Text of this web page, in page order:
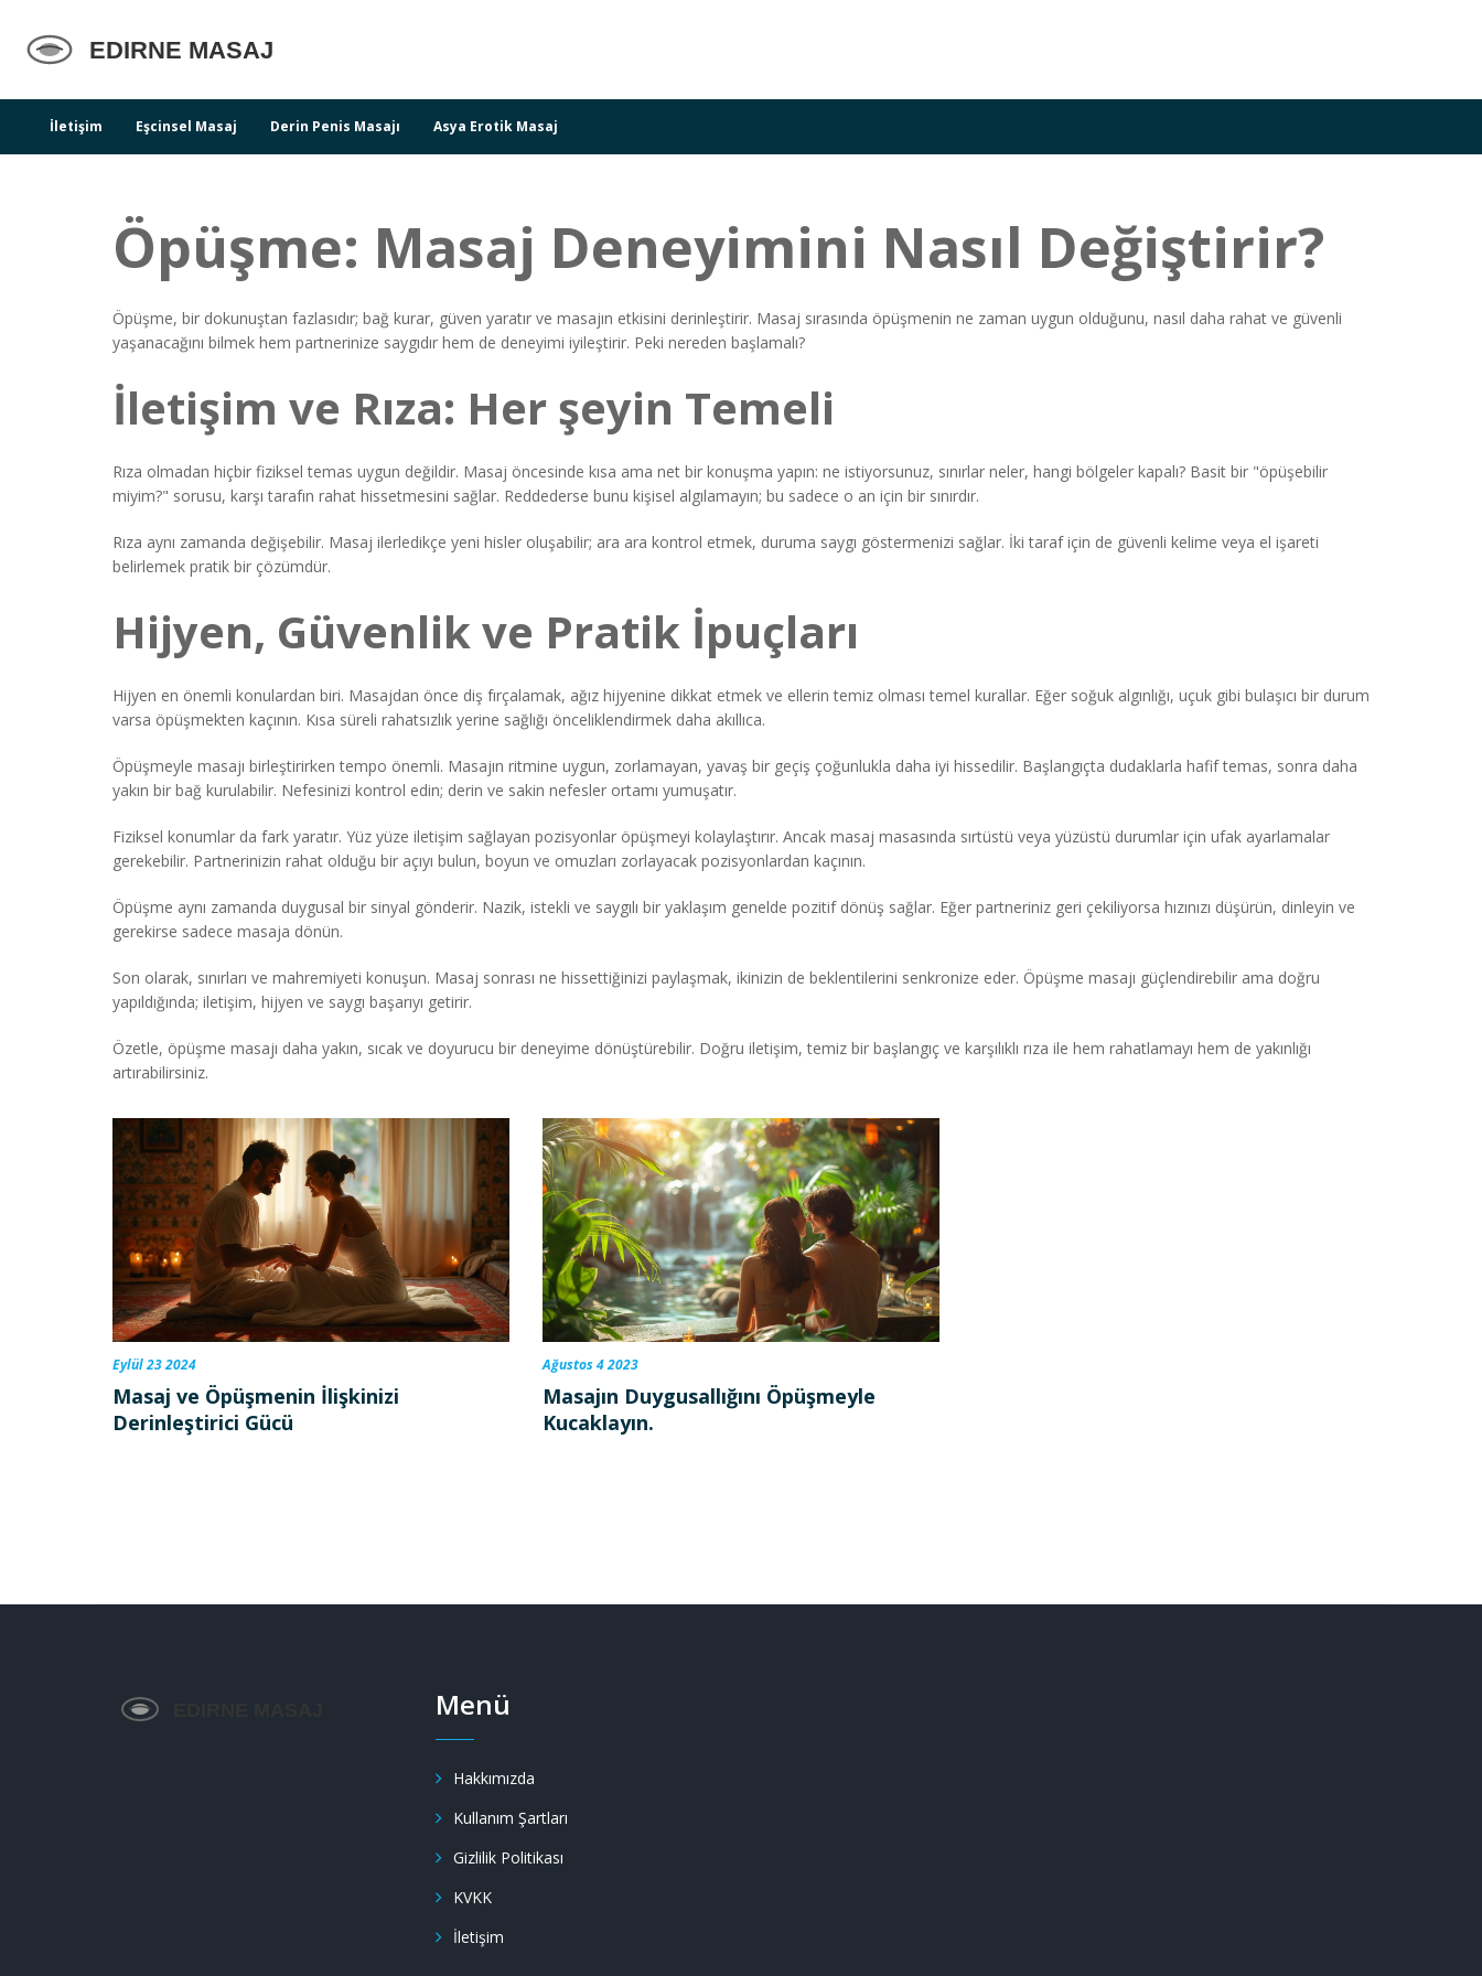
İletişim Eşcinsel Masaj Derin Penis Masajı Asya Erotik Masaj
Öpüşme: Masaj Deneyimini Nasıl Değiştirir?
Öpüşme, bir dokunuştan fazlasıdır; bağ kurar, güven yaratır ve masajın etkisini derinleştirir. Masaj sırasında öpüşmenin ne zaman uygun olduğunu, nasıl daha rahat ve güvenli
yaşanacağını bilmek hem partnerinize saygıdır hem de deneyimi iyileştirir. Peki nereden başlamalı?
İletişim ve Rıza: Her şeyin Temeli
Rıza olmadan hiçbir fiziksel temas uygun değildir. Masaj öncesinde kısa ama net bir konuşma yapın: ne istiyorsunuz, sınırlar neler, hangi bölgeler kapalı? Basit bir "öpüşebilir
miyim?" sorusu, karşı tarafın rahat hissetmesini sağlar. Reddederse bunu kişisel algılamayın; bu sadece o an için bir sınırdır.
Rıza aynı zamanda değişebilir. Masaj ilerledikçe yeni hisler oluşabilir; ara ara kontrol etmek, duruma saygı göstermenizi sağlar. İki taraf için de güvenli kelime veya el işareti
belirlemek pratik bir çözümdür.
Hijyen, Güvenlik ve Pratik İpuçları
Hijyen en önemli konulardan biri. Masajdan önce diş fırçalamak, ağız hijyenine dikkat etmek ve ellerin temiz olması temel kurallar. Eğer soğuk algınlığı, uçuk gibi bulaşıcı bir durum
varsa öpüşmekten kaçının. Kısa süreli rahatsızlık yerine sağlığı önceliklendirmek daha akıllıca.
Öpüşmeyle masajı birleştirirken tempo önemli. Masajın ritmine uygun, zorlamayan, yavaş bir geçiş çoğunlukla daha iyi hissedilir. Başlangıçta dudaklarla hafif temas, sonra daha
yakın bir bağ kurulabilir. Nefesinizi kontrol edin; derin ve sakin nefesler ortamı yumuşatır.
Fiziksel konumlar da fark yaratır. Yüz yüze iletişim sağlayan pozisyonlar öpüşmeyi kolaylaştırır. Ancak masaj masasında sırtüstü veya yüzüstü durumlar için ufak ayarlamalar
gerekebilir. Partnerinizin rahat olduğu bir açıyı bulun, boyun ve omuzları zorlayacak pozisyonlardan kaçının.
Öpüşme aynı zamanda duygusal bir sinyal gönderir. Nazik, istekli ve saygılı bir yaklaşım genelde pozitif dönüş sağlar. Eğer partneriniz geri çekiliyorsa hızınızı düşürün, dinleyin ve
gerekirse sadece masaja dönün.
Son olarak, sınırları ve mahremiyeti konuşun. Masaj sonrası ne hissettiğinizi paylaşmak, ikinizin de beklentilerini senkronize eder. Öpüşme masajı güçlendirebilir ama doğru
yapıldığında; iletişim, hijyen ve saygı başarıyı getirir.
Özetle, öpüşme masajı daha yakın, sıcak ve doyurucu bir deneyime dönüştürebilir. Doğru iletişim, temiz bir başlangıç ve karşılıklı rıza ile hem rahatlamayı hem de yakınlığı
artırabilirsiniz.
Eylül 23 2024
Masaj ve Öpüşmenin İlişkinizi
Derinleştirici Gücü
Ağustos 4 2023
Masajın Duygusallığını Öpüşmeyle
Kucaklayın.
Menü
Hakkımızda
Kullanım Şartları
Gizlilik Politikası
KVKK
İletişim